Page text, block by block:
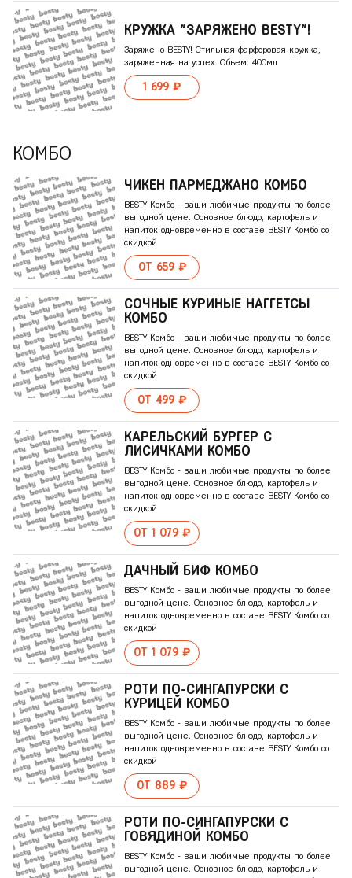
КРУЖКА "ЗАРЯЖЕНО BESTY"!
Заряжено BESTY! Стильная фарфоровая кружка,
заряженная на успех. Объем: 400мл
1 699 ₽
КОМБО
ЧИКЕН ПАPМЕДЖАНО КОМБО
BESTY Комбо - ваши любимые продукты по более
выгодной цене. Основное блюдо, картофель и
напиток одновременно в составе BESTY Комбо со
скидкой
ОТ 659 ₽
СОЧНЫЕ КУРИНЫЕ НАГГЕТСЫ
КОМБО
BESTY Комбо - ваши любимые продукты по более
выгодной цене. Основное блюдо, картофель и
напиток одновременно в составе BESTY Комбо со
скидкой
ОТ 499 ₽
КАРЕЛЬСКИЙ БУРГЕР С
ЛИСИЧКАМИ КОМБО
BESTY Комбо - ваши любимые продукты по более
выгодной цене. Основное блюдо, картофель и
напиток одновременно в составе BESTY Комбо со
скидкой
ОТ 1 079 ₽
ДАЧНЫЙ БИФ КОМБО
BESTY Комбо - ваши любимые продукты по более
выгодной цене. Основное блюдо, картофель и
напиток одновременно в составе BESTY Комбо со
скидкой
ОТ 1 079 ₽
РОТИ ПО-СИНГАПУРСКИ С
КУРИЦЕЙ КОМБО
BESTY Комбо - ваши любимые продукты по более
выгодной цене. Основное блюдо, картофель и
напиток одновременно в составе BESTY Комбо со
скидкой
ОТ 889 ₽
РОТИ ПО-СИНГАПУРСКИ С
ГОВЯДИНОЙ КОМБО
BESTY Комбо - ваши любимые продукты по более
выгодной цене. Основное блюдо, картофель и